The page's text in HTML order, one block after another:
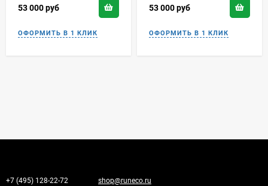
53 000руб 53 000руб
+7 (495) 128-22-72 shop@runeco.ru